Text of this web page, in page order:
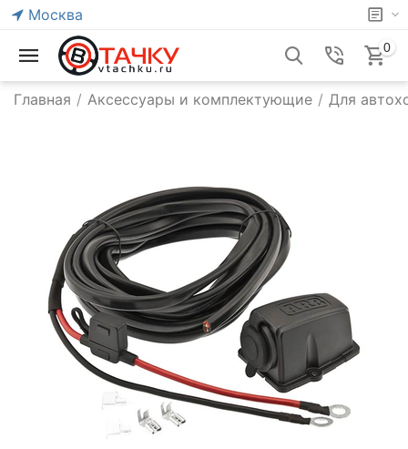
Москва
0
Главная / Аксессуары и комплектующие / Для